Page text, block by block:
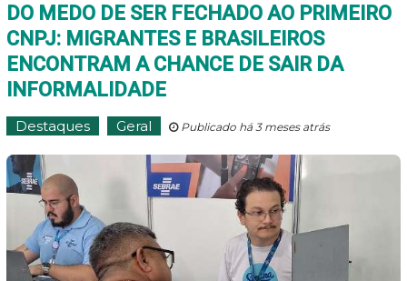
DO MEDO DE SER FECHADO AO PRIMEIRO
CNPJ: MIGRANTES E BRASILEIROS
ENCONTRAM A CHANCE DE SAIR DA
INFORMALIDADE
Destaques Geral Publicado há 3 meses atrás